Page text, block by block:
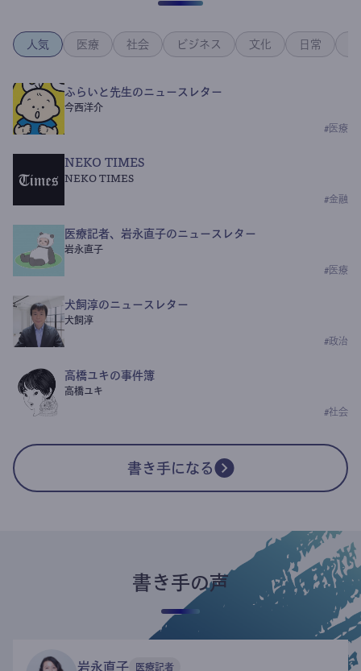
人気 医療 社会 ビジネス 文化 日常
ふらいと先生のニュースレター
今西洋介
# 医療
NEKO TIMES
NEKO TIMES
#金融
医療記者、岩永直子のニュースレター
岩永直子
# 医療
犬飼淳のニュースレター
犬飼淳
#政治
高橋ユキの事件簿
高橋ユキ
#社会
書き手になる
書き手の声
岩永直子 医療記者